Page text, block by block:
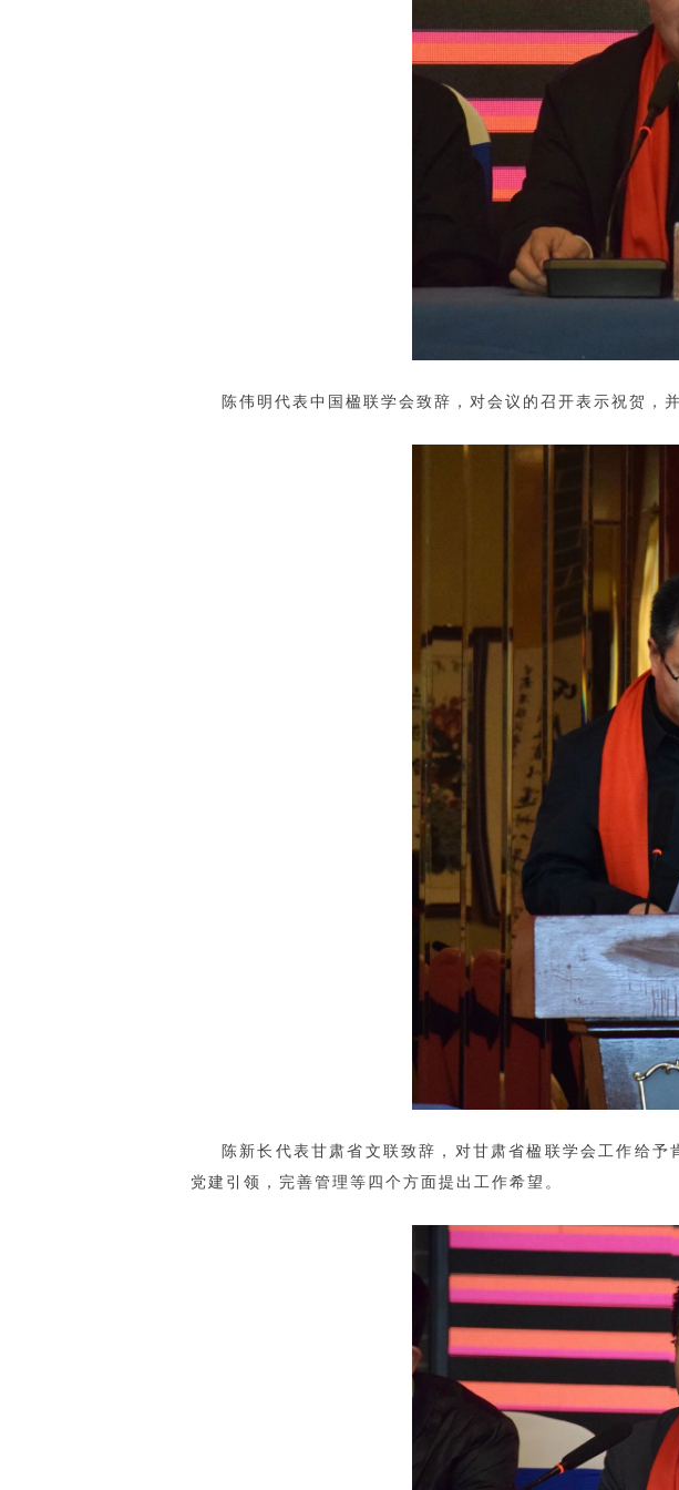
陈伟明代表中国楹联学会致辞，对会议的召开表示祝贺，
陈新长代表甘肃省文联致辞，对甘肃省楹联学会工作给
党建引领，完善管理等四个方面提出工作希望。